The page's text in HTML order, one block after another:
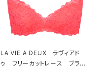
LA VIE A DEUX ラヴィアド
ゥ フリーカットレース ブラレ